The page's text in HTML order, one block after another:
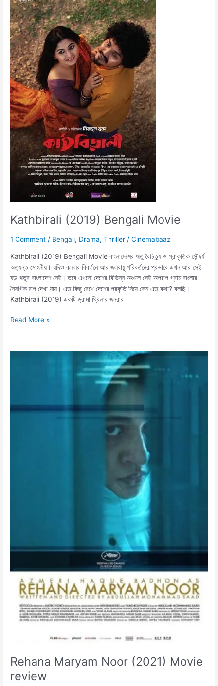
Kathbirali (2019) Bengali Movie
1 Comment / Bengali, Drama,Thriller /Cinemabaaz
Kathbirali (2019) Bengali Movie বাংলাদেশের ঋতু বৈচিত্র্য ও প্রাকৃতিক সৌন্দর্য
অত্যন্ত মোহনীয়। যদিও কালের বিবর্তনে আর জলবায়ু পরিবর্তনের প্রভাবে এখন আর সেই
ষড় ঋতুর বাংলাদেশ নেই। তবে এখনো দেশের বিভিন্ন অঞ্চলে সেই অপরূপ গ্রাম বাংলার
নৈসর্গিক রূপ দেখা যায়। এত কিছু রেখে দেশের প্রকৃতি নিয়ে কেন এত কথা? বলছি।
Kathbirali (2019) একটি ড্রামা থ্রিলার জনরার
(2019)
Bengali
Movie
Read More »
Rehana Maryam Noor (2021) Movie
review
review